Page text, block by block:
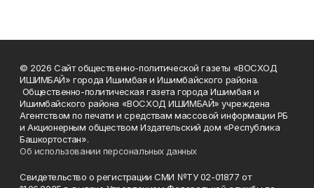
© 2026 Сайт общественно-политической газеты «ВОСХОД
ИШИМБАЙ» города Ишимбая и Ишимбайского района.
Общественно-политическая газета города Ишимбая и
Ишимбайского района «ВОСХОД ИШИМБАЙ» учреждена
Агентством по печати и средствам массовой информации РБ
и Акционерным обществом Издательский дом «Республика
Башкортостан».
Об использовании персональных данных
Свидетельство о регистрации СМИ №ТУ 02-01877 от